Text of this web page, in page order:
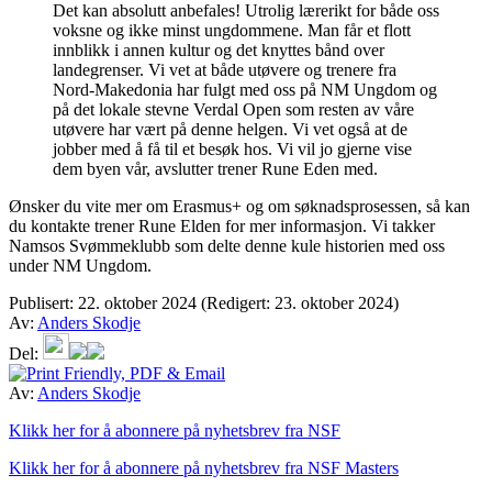
Det kan absolutt anbefales! Utrolig lærerikt for både oss
voksne og ikke minst ungdommene. Man får et flott
innblikk i annen kultur og det knyttes bånd over
landegrenser. Vi vet at både utøvere og trenere fra
Nord-Makedonia har fulgt med oss på NM Ungdom og
på det lokale stevne Verdal Open som resten av våre
utøvere har vært på denne helgen. Vi vet også at de
jobber med å få til et besøk hos. Vi vil jo gjerne vise
dem byen vår, avslutter trener Rune Eden med.
Ønsker du vite mer om Erasmus+ og om søknadsprosessen, så kan
du kontakte trener Rune Elden for mer informasjon. Vi takker
Namsos Svømmeklubb som delte denne kule historien med oss
under NM Ungdom.
Publisert: 22. oktober 2024 (Redigert: 23. oktober 2024)
Av: Anders Skodje
Del:
Av: Anders Skodje
Klikk her for å abonnere på nyhetsbrev fra NSF
Klikk her for å abonnere på nyhetsbrev fra NSF Masters